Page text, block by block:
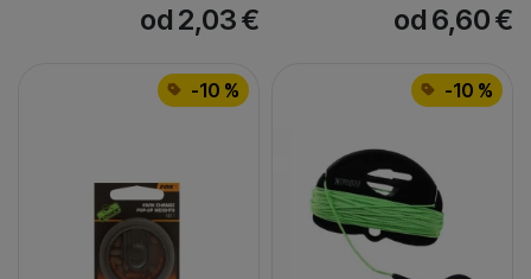
od 2,03€ od 6,60€
-10 % -10 %